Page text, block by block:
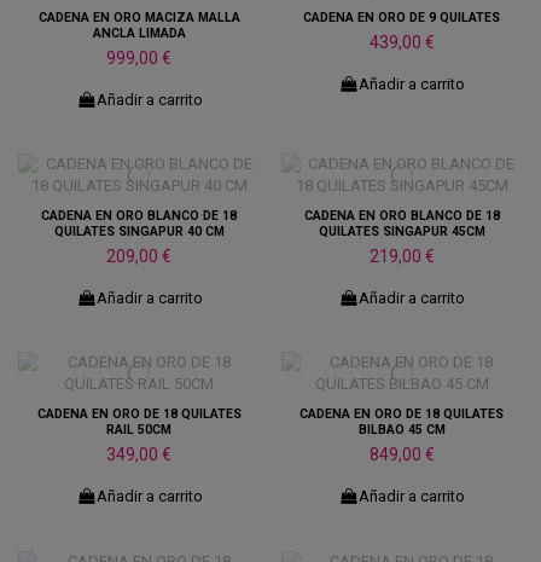
CADENA EN ORO MACIZA MALLA
ANCLA LIMADA
999,00 €
Añadir a carrito
CADENA EN ORO DE 9 QUILATES
439,00 €
Añadir a carrito
CADENA EN ORO BLANCO DE 18
QUILATES SINGAPUR 40 CM
209,00 €
Añadir a carrito
CADENA EN ORO BLANCO DE 18
QUILATES SINGAPUR 45CM
219,00 €
Añadir a carrito
CADENA EN ORO DE 18 QUILATES
RAIL 50CM
349,00 €
Añadir a carrito
CADENA EN ORO DE 18 QUILATES
BILBAO 45 CM
849,00 €
Añadir a carrito